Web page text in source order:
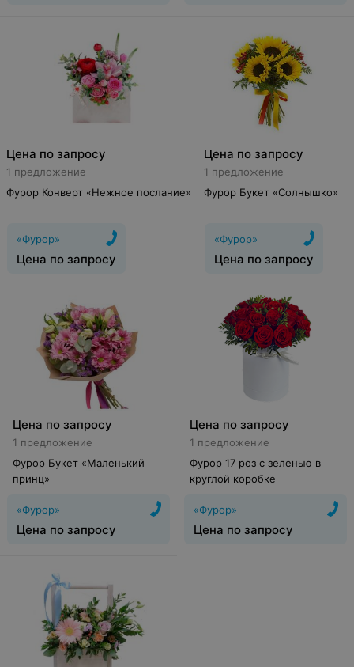
Цена по запросу
1 предложение
Фурор Конверт «Нежное послание»
«Фурор»
Цена по запросу
Цена по запросу
1 предложение
Фурор Букет «Солнышко»
«Фурор»
Цена по запросу
Цена по запросу
1 предложение
Фурор Букет «Маленький
принц»
«Фурор»
Цена по запросу
Цена по запросу
1 предложение
Фурор 17 роз с зеленью в
круглой коробке
«Фурор»
Цена по запросу